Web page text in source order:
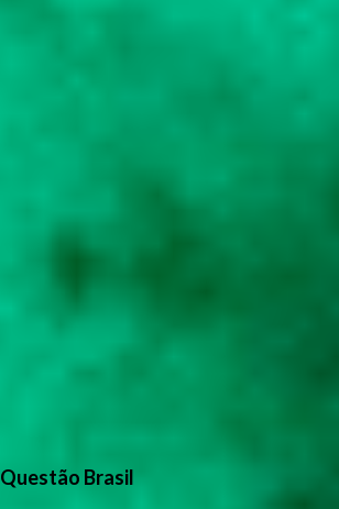
Questão Brasil